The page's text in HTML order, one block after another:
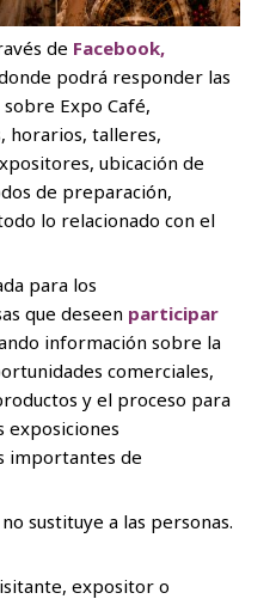
de Facebook,
podrá responder las
Expo Café,
horarios, talleres,
ubicación de
de preparación,
lo relacionado con el
para los
que deseen participar
información sobre la
comerciales,
y el proceso para
exposiciones
importantes de
sustituye a las personas.
expositor o